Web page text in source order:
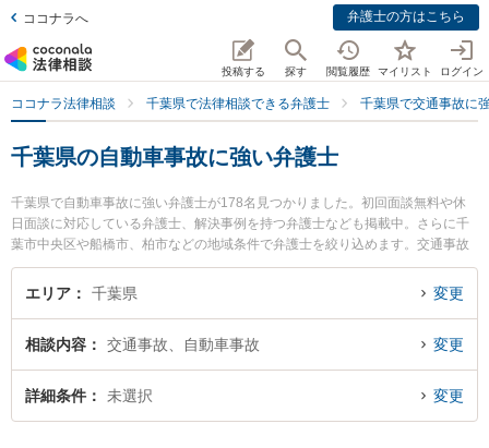
ココナラへ 弁護士の方はこちら
投稿する 探す 閲覧履歴 マイリスト ログイン
ココナラ法律相談 千葉県で法律相談できる弁護士 千葉県で交通事故に
千葉県の自動車事故に強い弁護士
千葉県で自動車事故に強い弁護士が178名見つかりました。初回面談無料や休
日面談に対応している弁護士、解決事例を持つ弁護士なども掲載中。さらに千
葉市中央区や船橋市、柏市などの地域条件で弁護士を絞り込めます。交通事故
に関係する自動車事故やバイク事故、自転車事故等の細かな分野での絞り込み
検索もでき便利です。特に弁護士法人心 柏法律事務所の山澤 智昭弁護士やアト
います。『千葉県で土日や夜間に発生した自動車事故のトラブルを今すぐに弁
護士に相談したい』『自動車事故のトラブル解決の実績豊富な近くの弁護士を
検索したい』『初回相談無料で自動車事故を法律相談できる千葉県内の弁護士
エリア 千葉県 変更
相談内容 交通事故、自動車事故 変更
詳細条件 未選択 変更